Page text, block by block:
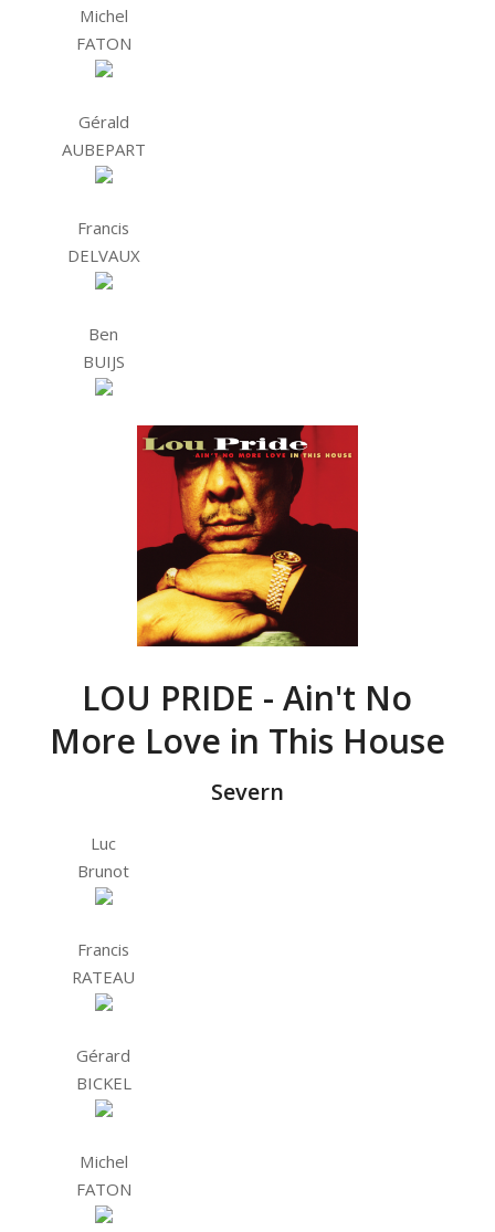
Michel
FATON
Gérald
AUBEPART
Francis
DELVAUX
Ben
BUIJS
LOU PRIDE - Ain't No
More Love in This House
Severn
Luc
Brunot
Francis
RATEAU
Gérard
BICKEL
Michel
FATON